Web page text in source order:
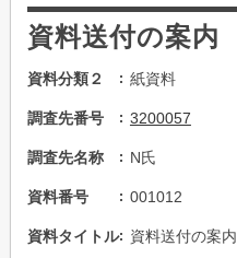
資料送付の案内
資料分類２ 紙資料
調査先番号 3200057
調査先名称 N氏
資料番号 001012
資料タイトル 資料送付の案内